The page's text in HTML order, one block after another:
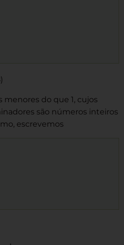
menores do que 1, cujos
são números inteiros
escrevemos